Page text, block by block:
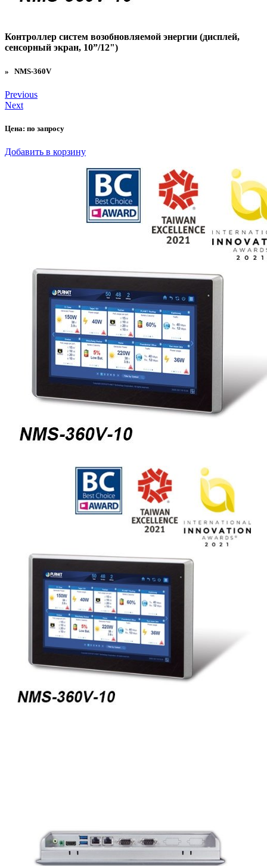
Контроллер систем возобновляемой энергии (дисплей,
сенсорный экран, 10”/12")
» NMS-360V
Previous
Next
Цена: по запросу
Добавить в корзину